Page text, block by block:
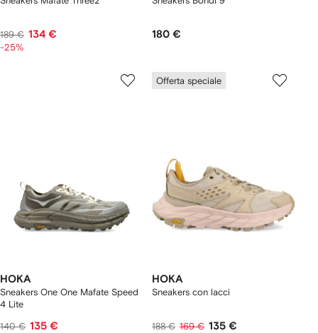
189 € 134 €
-25%
180 €
HOKA
Sneakers One One Mafate Speed
4 Lite
140 € 135 €
Offerta speciale
HOKA
Sneakers con lacci
188 € 169 € 135 €